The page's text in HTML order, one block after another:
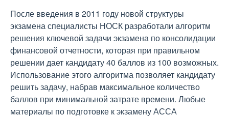
После введения в 2011 году новой структуры
экзамена специалисты НОСК разработали алгоритм
решения ключевой задачи экзамена по консолидации
финансовой отчетности, которая при правильном
решении дает кандидату 40 баллов из 100 возможных.
Использование этого алгоритма позволяет кандидату
решить задачу, набрав максимальное количество
баллов при минимальной затрате времени. Любые
материалы по подготовке к экзамену АССА